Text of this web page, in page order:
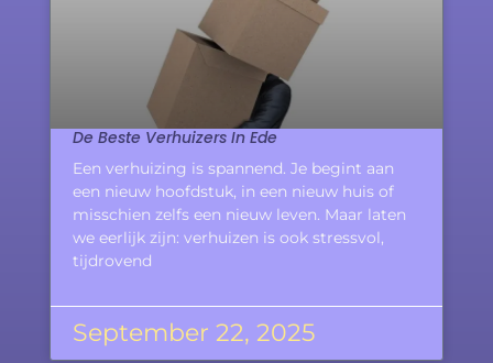
De Beste Verhuizers In Ede
Een verhuizing is spannend. Je begint aan
een nieuw hoofdstuk, in een nieuw huis of
misschien zelfs een nieuw leven. Maar laten
we eerlijk zijn: verhuizen is ook stressvol,
tijdrovend
September 22, 2025